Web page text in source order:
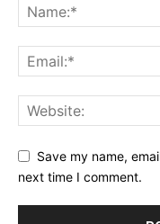
Save my name,
next time I comment.